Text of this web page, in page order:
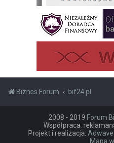
Biznes Forum bif24.pl
2008 - 2019 Forum
Współpraca:
Projekt i realizacja:
Mapa